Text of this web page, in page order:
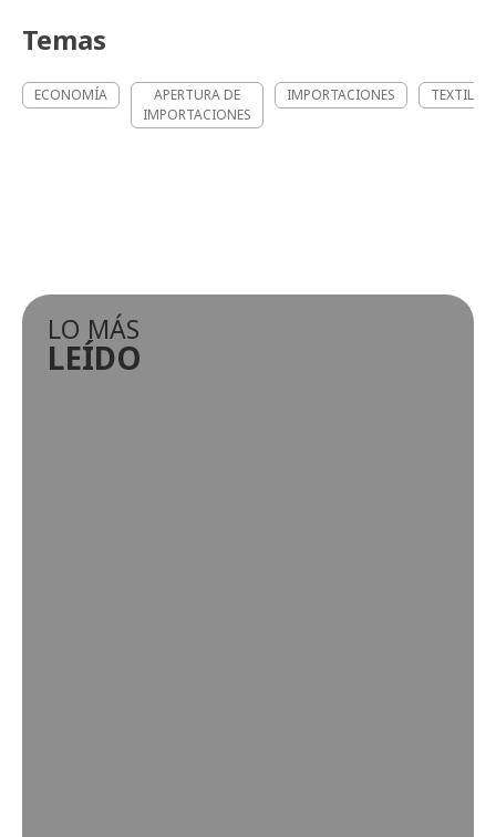
Temas
ECONOMÍA
APERTURA DE
IMPORTACIONES
IMPORTACIONES TEXTILES
LO MÁS
LEÍDO